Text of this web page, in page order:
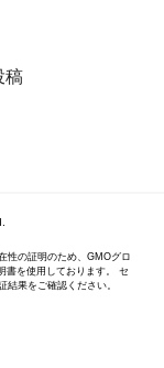
稿
性の証明のため、GMOグロ
書を使用しております。 セ
結果をご確認ください。